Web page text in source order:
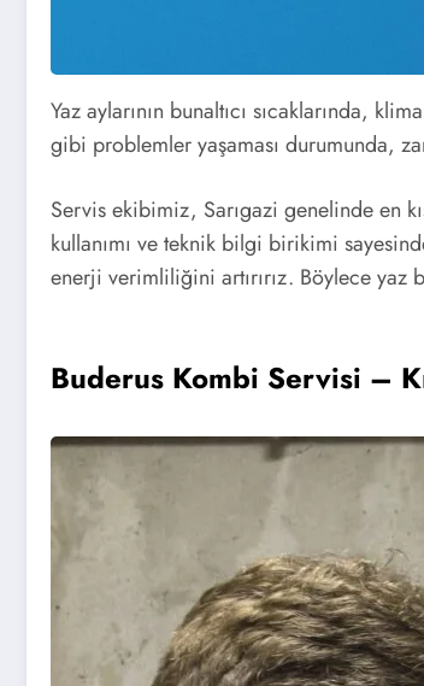
Yaz aylarının bunaltıcı sıcaklarında,
gibi problemler yaşaması durumunda,
Servis ekibimiz, Sarıgazi genelinde en
kullanımı ve teknik bilgi birikimi
enerji verimliliğini artırırız. Böylece
Buderus Kombi Servisi –